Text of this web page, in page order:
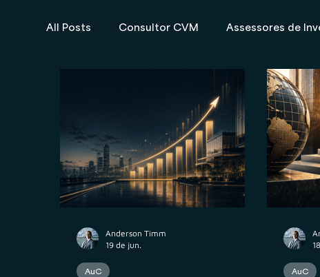
All Posts Consultor CVM Assessores de
M&A
Contabilidade AuC Compliance
AuC
Anderson Timm
19 de jun.
AuC